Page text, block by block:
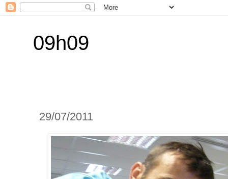
09h09
29/07/2011